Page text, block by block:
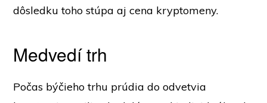
dôsledku toho stúpa aj cena kryptomeny.
Medvedí trh
Počas býčieho trhu prúdia do odvetvia